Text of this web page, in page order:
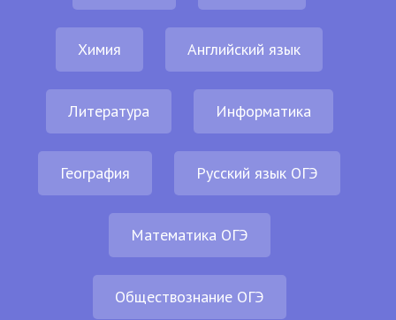
Химия Английский язык
Литература Информатика
География Русский язык ОГЭ
Математика ОГЭ
Обществознание ОГЭ